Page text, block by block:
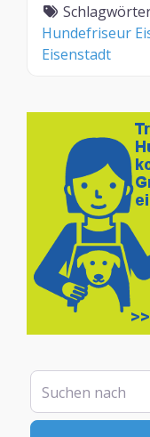
Hundefriseur
Eisenstadt
Suchen nach